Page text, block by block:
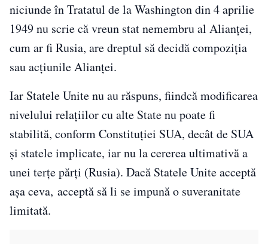
niciunde în Tratatul de la Washington din 4 aprilie
1949 nu scrie că vreun stat nemembru al Alianței,
cum ar fi Rusia, are dreptul să decidă compoziția
sau acțiunile Alianței.
Iar Statele Unite nu au răspuns, fiindcă modificarea
nivelului relațiilor cu alte State nu poate fi
stabilită, conform Constituției SUA, decât de SUA
și statele implicate, iar nu la cererea ultimativă a
unei terțe părți (Rusia). Dacă Statele Unite acceptă
așa ceva, acceptă să li se impună o suveranitate
limitată.